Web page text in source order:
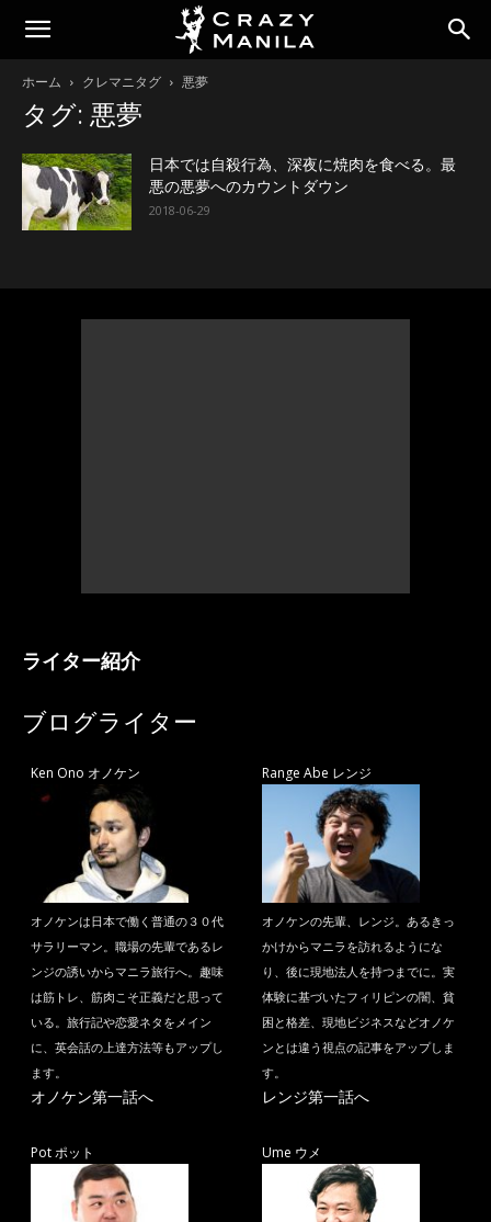
ホーム クレマニタグ 悪夢
タグ: 悪夢
日本では自殺行為、深夜に焼肉を食べる。最
悪の悪夢へのカウントダウン
2018-06-29
ライター紹介
ブログライター
Ken Ono オノケン
オノケンは日本で働く普通の３０代
サラリーマン。職場の先輩であるレ
ンジの誘いからマニラ旅行へ。趣味
は筋トレ、筋肉こそ正義だと思って
いる。旅行記や恋愛ネタをメイン
に、英会話の上達方法等もアップし
ます。
オノケン第一話へ
Range Abe レンジ
オノケンの先輩、レンジ。あるきっ
かけからマニラを訪れるようにな
り、後に現地法人を持つまでに。実
体験に基づいたフィリピンの闇、貧
困と格差、現地ビジネスなどオノケ
ンとは違う視点の記事をアップしま
す。
レンジ第一話へ
Pot ポット Ume ウメ